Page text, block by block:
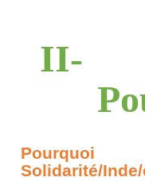
II-
Pourquoi
Solidarité/